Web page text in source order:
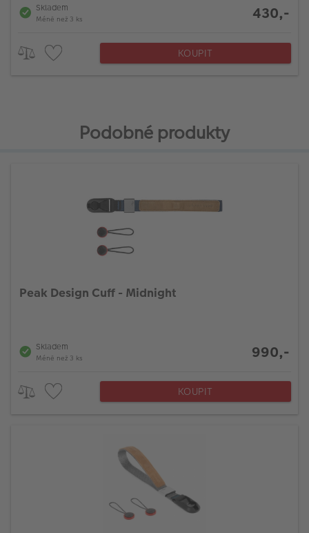
Skladem
Méně než 3 ks 430,-
KOUPIT
Podobné produkty
Peak Design Cuff - Midnight
Skladem
Méně než 3 ks 990,-
KOUPIT